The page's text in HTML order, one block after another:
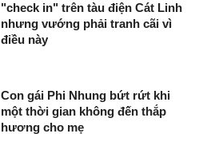
"check in" trên tàu điện Cát Linh
nhưng vướng phải tranh cãi vì
điều này
Con gái Phi Nhung bứt rứt khi
một thời gian không đến thắp
hương cho mẹ